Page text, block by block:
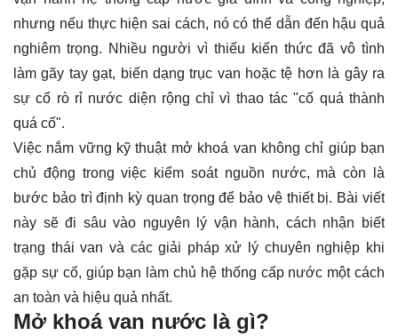
nhưng nếu thực hiện sai cách, nó có thể dẫn đến hậu quả
nghiêm trọng. Nhiều người vì thiếu kiến thức đã vô tình
làm gãy tay gạt, biến dạng trục van hoặc tệ hơn là gây ra
sự cố rò rỉ nước diện rộng chỉ vì thao tác "cố quá thành
quá cố".
Việc nắm vững kỹ thuật mở khoá van không chỉ giúp bạn
chủ động trong việc kiểm soát nguồn nước, mà còn là
bước bảo trì định kỳ quan trọng để bảo vệ thiết bị. Bài viết
này sẽ đi sâu vào nguyên lý vận hành, cách nhận biết
trạng thái van và các giải pháp xử lý chuyên nghiệp khi
gặp sự cố, giúp bạn làm chủ hệ thống cấp nước một cách
an toàn và hiệu quả nhất.
Mở khoá van nước là gì?